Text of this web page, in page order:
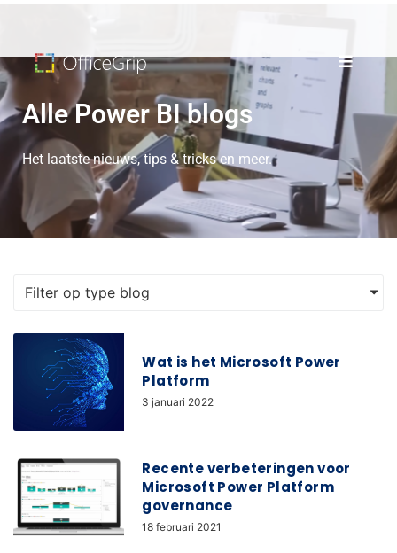
Alle Power BI blogs
Het laatste nieuws, tips & tricks en meer.
Filter op type blog
Wat is het Microsoft Power
Platform
3 januari 2022
Recente verbeteringen voor
Microsoft Power Platform
governance
18 februari 2021